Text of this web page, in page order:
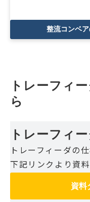
整流コンベ
トレーフィ
ら
トレーフィ
トレーフィーダの
下記リンクより資
資料